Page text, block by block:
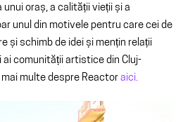
oraș, a calității vieții și a
unul din motivele pentru care cei de
și schimb de idei și mențin relații
comunității artistice din Cluj-
mai multe despre Reactor aici.